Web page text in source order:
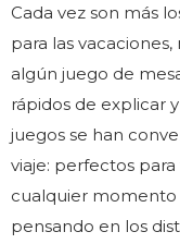
Cada vez son más
para las
algún juego de
rápidos de explicar
juegos se han
viaje: perfectos
cualquier momento
pensando en los